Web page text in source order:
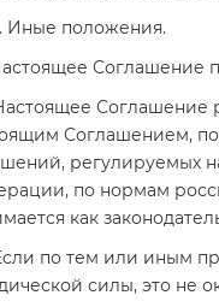
Иные положения.
Соглашение
Соглашение
Соглашением,
регулируемых
по нормам
как
по тем или иным
силы, это не